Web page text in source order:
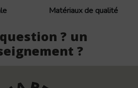
Matériaux de qualité
? un
?